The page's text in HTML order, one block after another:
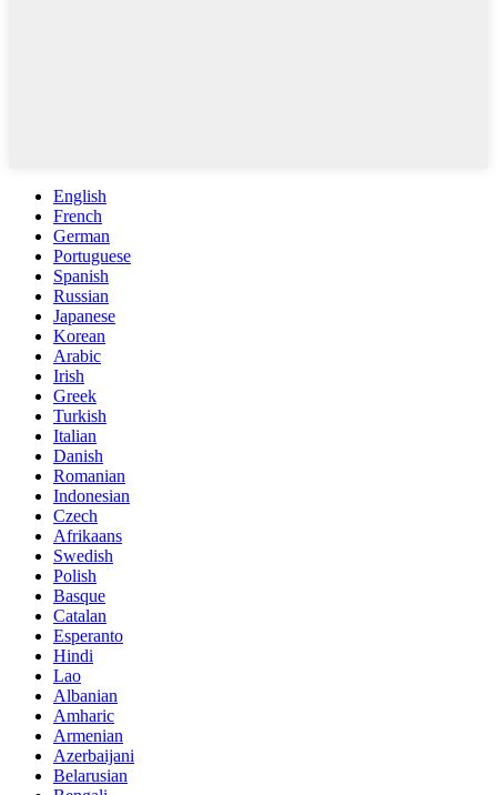
English
French
German
Portuguese
Spanish
Russian
Japanese
Korean
Arabic
Irish
Greek
Turkish
Italian
Danish
Romanian
Indonesian
Czech
Afrikaans
Swedish
Polish
Basque
Catalan
Esperanto
Hindi
Lao
Albanian
Amharic
Armenian
Azerbaijani
Belarusian